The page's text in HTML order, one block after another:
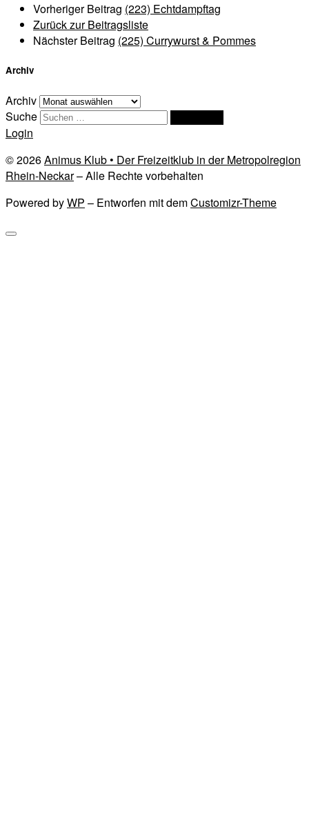
Vorheriger Beitrag (223) Echtdampftag
Zurück zur Beitragsliste
Nächster Beitrag (225) Currywurst & Pommes
Archiv
Archiv
Suche
Login
© 2026Animus Klub • Der Freizeitklub in der Metropolregion
Rhein-Neckar– Alle Rechte vorbehalten
Powered byWP – Entworfen mit demCustomizr-Theme